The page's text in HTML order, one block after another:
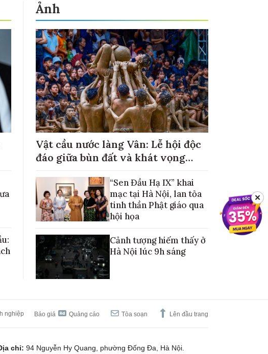
Ảnh
Vật cầu nước làng Vân: Lễ hội độc
đáo giữa bùn đất và khát vọng
“Sen Đầu Hạ IX” khai
mạc tại Hà Nội, lan tỏa
tinh thần Phật giáo qua
hội họa
Cảnh tượng hiếm thấy ở
Hà Nội lúc 9h sáng
nghiệp Báo giá Quảng cáo Tòa soạn Lên đầu trang
chỉ: 94 Nguyễn Hy Quang, phường Đống Đa, Hà Nội.
✕